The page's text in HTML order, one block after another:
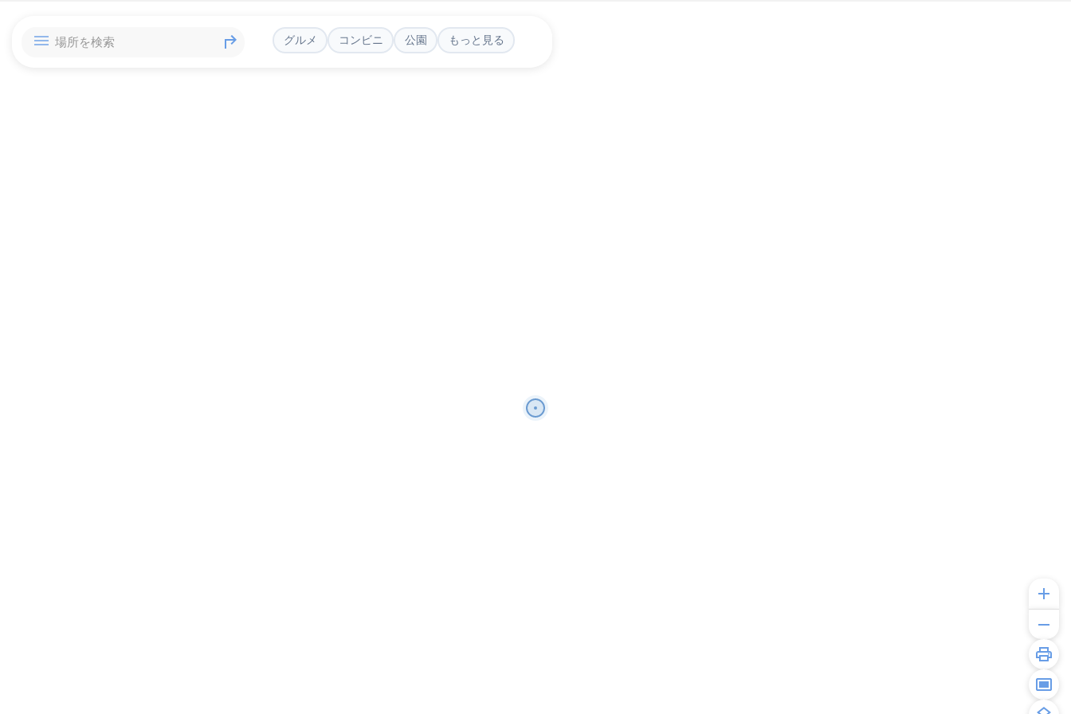
グルメ コンビニ 公園 もっと見る